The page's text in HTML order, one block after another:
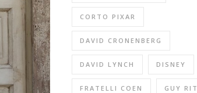
CORTO PIXAR
DAVID CRONENBERG
DAVID LYNCH DISNEY
FRATELLI COEN GUY